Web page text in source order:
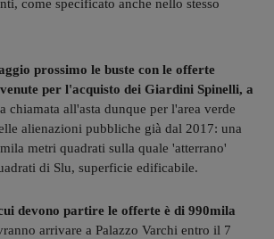
come specificato anche nello stesso
prossimo le buste con le offerte
per l'acquisto dei Giardini Spinelli, a
chiamata all'asta dunque per l'area verde
alienazioni pubbliche già dal 2017: una
metri quadrati sulla quale 'atterrano'
di Slu, superficie edificabile.
devono partire le offerte è di 990mila
arrivare a Palazzo Varchi entro il 7